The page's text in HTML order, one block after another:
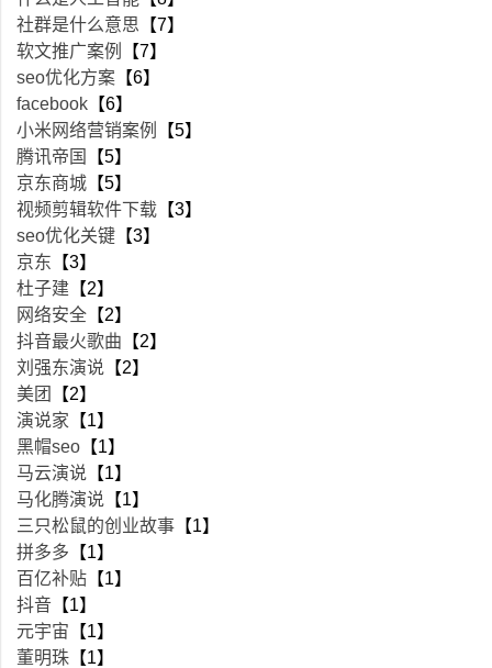
社群是什么意思 【7】
软文推广案例
【7】
seo优化方案 【6】
facebook 【6】
小米网络营销案例
【5】
腾讯帝国
【5】
京东商城 【5】
视频剪辑软件下载 【3】
seo优化关键 【3】
京东 【3】
杜子建 【2】
网络安全 【2】
抖音最火歌曲 【2】
刘强东演说 【2】
美团
【2】
演说家 【1】
黑帽seo 【1】
马云演说 【1】
马化腾演说 【1】
三只松鼠的创业故事 【1】
拼多多 【1】
百亿补贴 【1】
抖音 【1】
元宇宙 【1】
董明珠 【1】